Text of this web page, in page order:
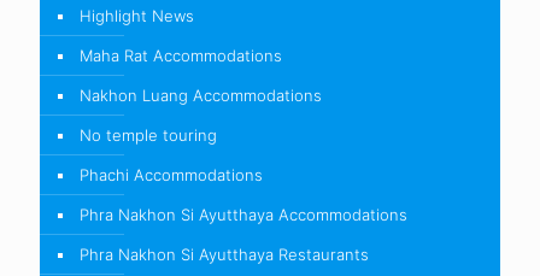
Highlight News
Maha Rat Accommodations
Nakhon Luang Accommodations
No temple touring
Phachi Accommodations
Phra Nakhon Si Ayutthaya Accommodations
Phra Nakhon Si Ayutthaya Restaurants